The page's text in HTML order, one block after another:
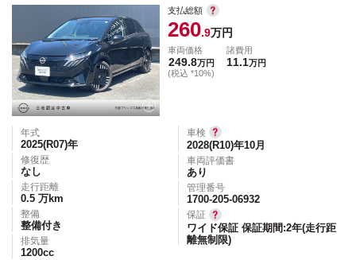
支払総額
260.9万円
車両価格
249.8万円
(税込 *10%)
諸費用
11.1万円
年式
2025(R07)年
修復歴
なし
走行距離
0.5 万km
整備
整備付き
排気量
1200cc
車検
2028(R10)年10月
車両評価書
あり
管理番号
1700-205-06932
保証
ワイド保証 保証期間:2年(走行距
離無制限)